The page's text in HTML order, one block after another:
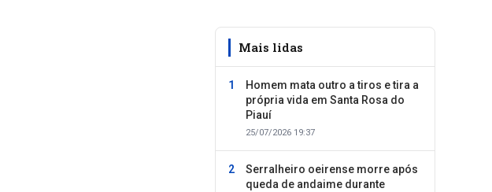
Mais lidas
Homem mata outro a tiros e tira a
própria vida em Santa Rosa do
Piauí
25/07/2026 19:37
Serralheiro oeirense morre após
queda de andaime durante